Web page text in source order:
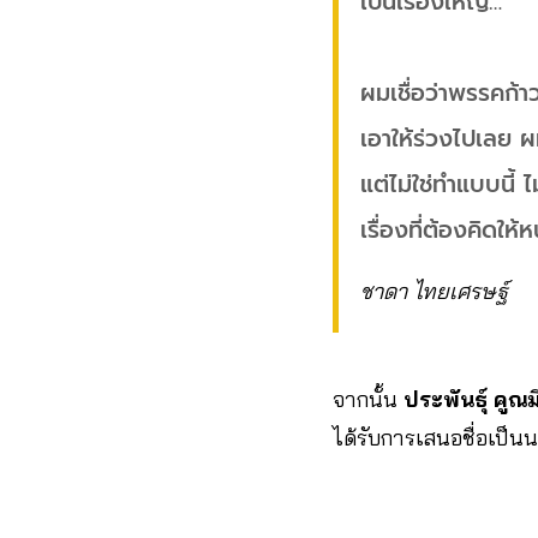
ผมเชื่อว่าพรรคก้
เอาให้ร่วงไปเลย
แต่ไม่ใช่ทำแบบนี้
เรื่องที่ต้องคิดให้
ชาดา ไทยเศรษฐ์
จากนั้น ประพันธ์ุ คูณ
ได้รับการเสนอชื่อเป็น